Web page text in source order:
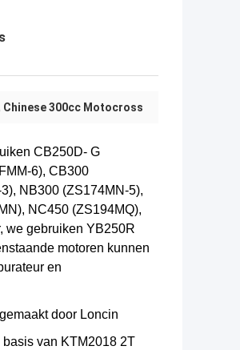
Chinese 300cc Motocross
CB250D- G
6), CB300
NB300 (ZS174MN-5),
NC450 (ZS194MQ),
we gebruiken YB250R
motoren kunnen
en
door Loncin
van KTM2018 2T